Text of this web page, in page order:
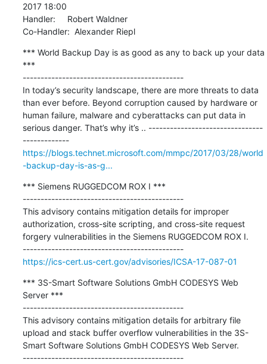
2017 18:00
Handler:     Robert Waldner
Co-Handler:  Alexander Riepl
*** World Backup Day is as good as any to back up your data
***
---------------------------------------------
In today’s security landscape, there are more threats to data
than ever before. Beyond corruption caused by hardware or
human failure, malware and cyberattacks can put data in
serious danger. That’s why it’s .. --------------------------------
-------------
https://blogs.technet.microsoft.com/mmpc/2017/03/28/world
-backup-day-is-as-g...
*** Siemens RUGGEDCOM ROX I ***
---------------------------------------------
This advisory contains mitigation details for improper
authorization, cross-site scripting, and cross-site request
forgery vulnerabilities in the Siemens RUGGEDCOM ROX I.
---------------------------------------------
https://ics-cert.us-cert.gov/advisories/ICSA-17-087-01
*** 3S-Smart Software Solutions GmbH CODESYS Web
Server ***
---------------------------------------------
This advisory contains mitigation details for arbitrary file
upload and stack buffer overflow vulnerabilities in the 3S-
Smart Software Solutions GmbH CODESYS Web Server.
---------------------------------------------